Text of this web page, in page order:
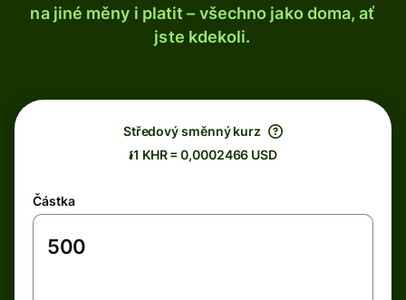
na jiné měny i platit – všechno jako doma, ať
jste kdekoli.
Středový směnný kurz
៛1 KHR = 0,0002466 USD
Částka